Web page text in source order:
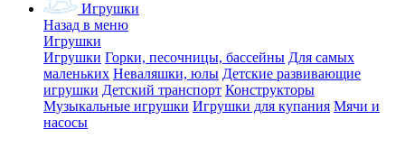
Игрушки
Назад в меню
Игрушки
Игрушки Горки, песочницы, бассейны Для самых
маленьких Неваляшки, юлы Детские развивающие
игрушки Детский транспорт Конструкторы
Музыкальные игрушки Игрушки для купания Мячи и
насосы